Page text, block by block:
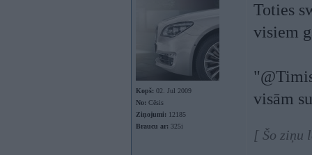
Kopš: 02. Jul 2009
No: Cēsis
Ziņojumi: 12185
Braucu ar: 325i
Toties
visiem
visām
[ Šo ziņu